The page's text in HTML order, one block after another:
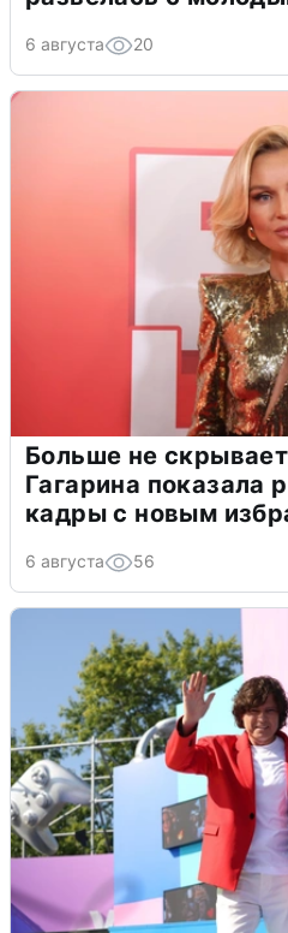
6 августа 20
Больше не
Гагарина показала
кадры с новым
6 августа 56